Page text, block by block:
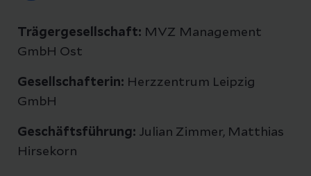
Trägergesellschaft: MVZ Management
GmbH Ost
Gesellschafterin: Herzzentrum Leipzig
GmbH
Geschäftsführung: Julian Zimmer, Matthias
Hirsekorn